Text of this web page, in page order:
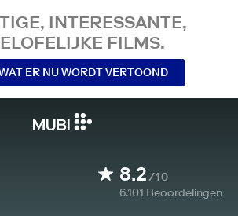
INTERESSANTE,
FILMS.
ER NU WORDT VERTOOND
8.2/10
6.101 Beoordelingen